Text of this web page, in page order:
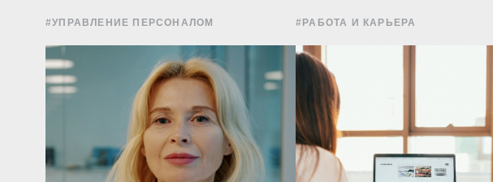
#УПРАВЛЕНИЕ ПЕРСОНАЛОМ #РАБОТА И КАРЬЕРА